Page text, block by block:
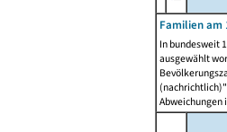
Familien am
In bundesweit
ausgewählt
Abweichungen